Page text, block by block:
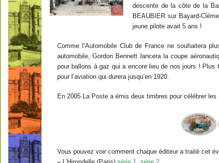
descente de la côte de la
BEAUBIER sur Bayard-
jeune pilote avait 5 ans !
Comme l’Automobile Club de France ne souhaitera
automobile, Gordon Bennett lancera la coupe
pour ballons à gaz qui a encore lieu de nos jours ! Plus
pour l’aviation qui durera jusqu’en 1920.
En 2005 La Poste a émis deux timbres pour célébrer
Vous pouvez voir comment chaque éditeur a traité cet